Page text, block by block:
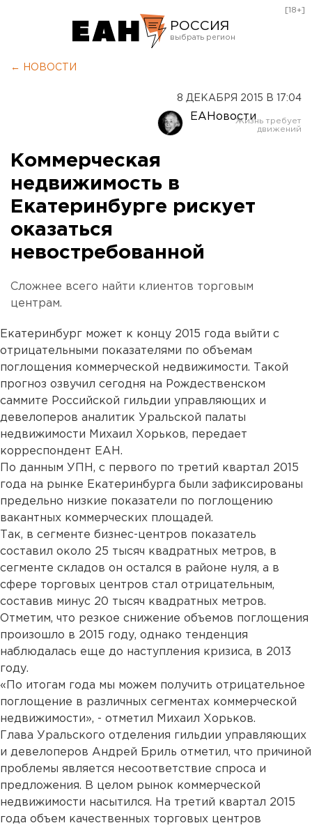
РОССИЯ
Оренбург
[18+]
← НОВОСТИ
8 ДЕКАБРЯ 2015 В 17:04
ЕАНовости
Коммерческая
недвижимость в
Екатеринбурге рискует
оказаться
невостребованной
Сложнее всего найти клиентов торговым
центрам.
Екатеринбург может к концу 2015 года выйти с
отрицательными показателями по объемам
поглощения коммерческой недвижимости. Такой
прогноз озвучил сегодня на Рождественском
саммите Российской гильдии управляющих и
девелоперов аналитик Уральской палаты
недвижимости Михаил Хорьков, передает
корреспондент ЕАН.
По данным УПН, с первого по третий квартал 2015
года на рынке Екатеринбурга были зафиксированы
предельно низкие показатели по поглощению
вакантных коммерческих площадей.
Так, в сегменте бизнес-центров показатель
составил около 25 тысяч квадратных метров, в
сегменте складов он остался в районе нуля, а в
сфере торговых центров стал отрицательным,
составив минус 20 тысяч квадратных метров.
Отметим, что резкое снижение объемов поглощения
произошло в 2015 году, однако тенденция
наблюдалась еще до наступления кризиса, в 2013
году.
«По итогам года мы можем получить отрицательное
поглощение в различных сегментах коммерческой
недвижимости», - отметил Михаил Хорьков.
Глава Уральского отделения гильдии управляющих
и девелоперов Андрей Бриль отметил, что причиной
проблемы является несоответствие спроса и
предложения. В целом рынок коммерческой
недвижимости насытился. На третий квартал 2015
года объем качественных торговых центров